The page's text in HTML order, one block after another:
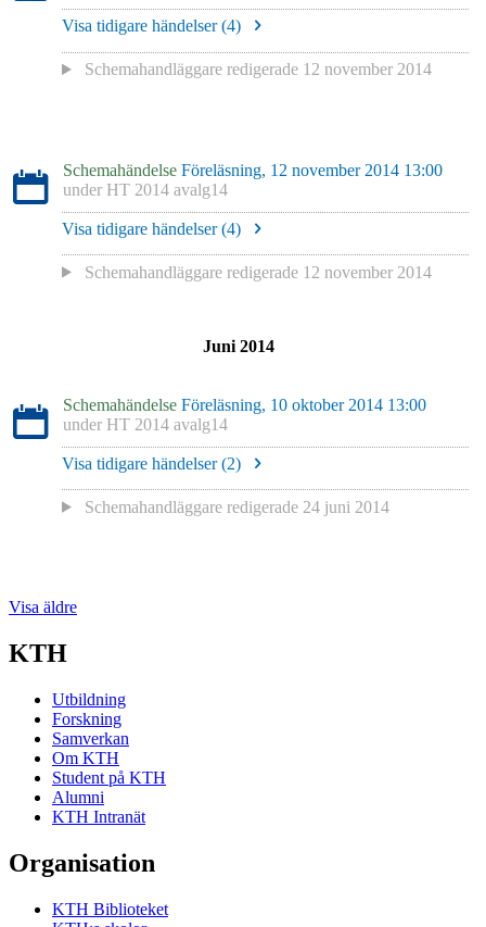
Visa tidigare händelser (4)
Schemahandläggare redigerade 12 november 2014
Schemahändelse Föreläsning, 12 november 2014 13:00
under HT 2014 avalg14
Visa tidigare händelser (4)
Schemahandläggare redigerade 12 november 2014
Juni 2014
Schemahändelse Föreläsning, 10 oktober 2014 13:00
under HT 2014 avalg14
Visa tidigare händelser (2)
Schemahandläggare redigerade 24 juni 2014
Visa äldre
KTH
Utbildning
Forskning
Samverkan
Om KTH
Student på KTH
Alumni
KTH Intranät
Organisation
KTH Biblioteket